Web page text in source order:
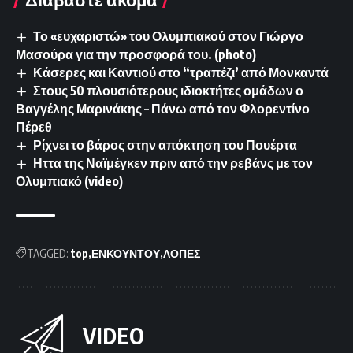
Το «ευχαριστώ» του Ολυμπιακού στον Γιώργο
Μασούρα για την προσφορά του. (photo)
Κάσερες και Καντιού στο “τραπέζι’ από Μονκαντά
Στους 50 πλουσιότερους ιδιοκτήτες ομάδων ο
Βαγγέλης Μαρινάκης – Πάνω από τον Φλορεντίνο
Πέρεθ
Ρίχνει το βάρος στην απόκτηση του Πουέρτα
Ηττα της Ναϊμέγκεν πριν από την ρεβάνς με τον
Ολυμπιακό (video)
TAGGED: top ΕΝΚΟΥΝΤΟΥ ΛΟΠΕΣ
VIDEO